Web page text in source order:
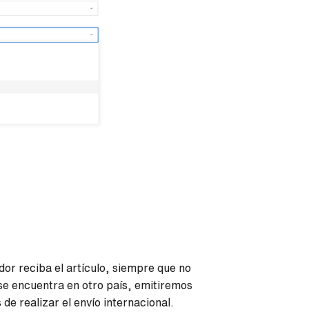
reciba el artículo, siempre que no
encuentra en otro país, emitiremos
realizar el envío internacional.